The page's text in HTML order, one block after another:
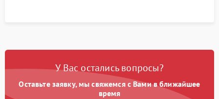
У Вас остались вопросы?
Оставьте заявку, мы свяжемся с Вами в ближайшее
время